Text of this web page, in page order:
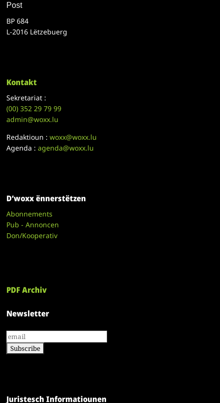
Post
BP 684
L-2016 Lëtzebuerg
Kontakt
Sekretariat :
(00)352 29 79 99
admin@woxx.lu
Redaktioun :woxx@woxx.lu
Agenda :agenda@woxx.lu
D’woxx ënnerstëtzen
Abonnements
Pub - Annoncen
Don/Kooperativ
PDF Archiv
Newsletter
Juristesch Informatiounen